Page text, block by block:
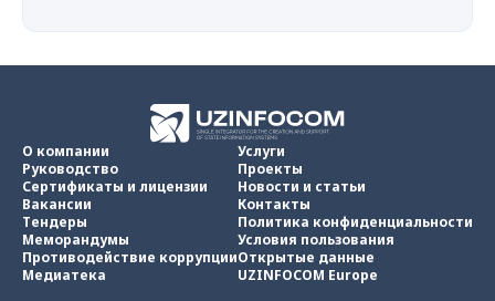
О компании
Руководство
Сертификаты и лицензии
Вакансии
Тендеры
Меморандумы
Противодействие коррупции
Медиатека
Услуги
Проекты
Новости и статьи
Контакты
Политика конфиденциальности
Условия пользования
Открытые данные
UZINFOCOM Europe